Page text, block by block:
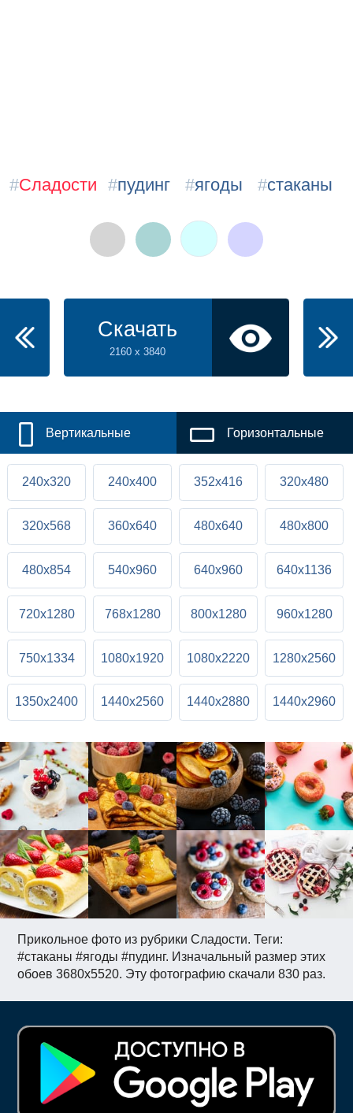
Прикольное фото из рубрики Сладости. Теги:
#стаканы #ягоды #пудинг. Изначальный размер этих
обоев 3680x5520. Эту фотографию скачали 830 раз.
#Сладости #пудинг #ягоды #стаканы
Скачать
2160 x 3840
Вертикальные Горизонтальные
240x320 240x400 352x416 320x480
320x568 360x640 480x640 480x800
480x854 540x960 640x960 640x1136
720x1280 768x1280 800x1280 960x1280
750x1334 1080x1920 1080x2220 1280x2560
1350x2400 1440x2560 1440x2880 1440x2960